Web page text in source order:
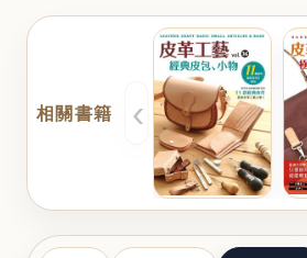
相關書籍 ‹